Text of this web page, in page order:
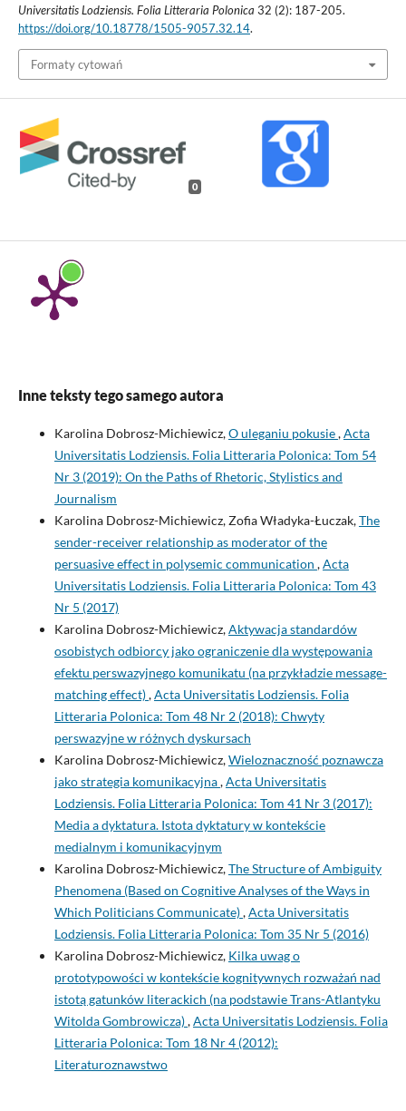
Universitatis Lodziensis. Folia Litteraria Polonica 32 (2): 187-205.
https://doi.org/10.18778/1505-9057.32.14.
Formaty cytowań
0
Inne teksty tego samego autora
Karolina Dobrosz-Michiewicz,O uleganiu pokusie,Acta
Universitatis Lodziensis. Folia Litteraria Polonica: Tom 54
Nr 3 (2019): On the Paths of Rhetoric, Stylistics and
Journalism
Karolina Dobrosz-Michiewicz, Zofia Władyka-Łuczak,The
sender-receiver relationship as moderator of the
persuasive effect in polysemic communication ,Acta
Universitatis Lodziensis. Folia Litteraria Polonica: Tom 43
Nr 5 (2017)
Karolina Dobrosz-Michiewicz,Aktywacja standardów
osobistych odbiorcy jako ograniczenie dla występowania
efektu perswazyjnego komunikatu (na przykładzie message-
matching effect),Acta Universitatis Lodziensis. Folia
Litteraria Polonica: Tom 48 Nr 2 (2018): Chwyty
perswazyjne w różnych dyskursach
Karolina Dobrosz-Michiewicz,Wieloznaczność poznawcza
jako strategia komunikacyjna,Acta Universitatis
Lodziensis. Folia Litteraria Polonica: Tom 41 Nr 3 (2017):
Media a dyktatura. Istota dyktatury w kontekście
medialnym i komunikacyjnym
Karolina Dobrosz-Michiewicz,The Structure of Ambiguity
Phenomena (Based on Cognitive Analyses of the Ways in
Which Politicians Communicate),Acta Universitatis
Lodziensis. Folia Litteraria Polonica: Tom 35 Nr 5 (2016)
Karolina Dobrosz-Michiewicz, Kilka uwag o
prototypowości w kontekście kognitywnych rozważań nad
istotą gatunków literackich (na podstawie Trans-Atlantyku
Witolda Gombrowicza),Acta Universitatis Lodziensis. Folia
Litteraria Polonica: Tom 18 Nr 4 (2012):
Literaturoznawstwo